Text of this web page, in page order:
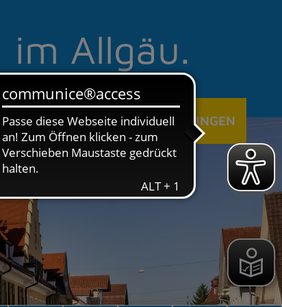
im Allgäu.
ÖFFENTLICHE EINRICHTUNGEN